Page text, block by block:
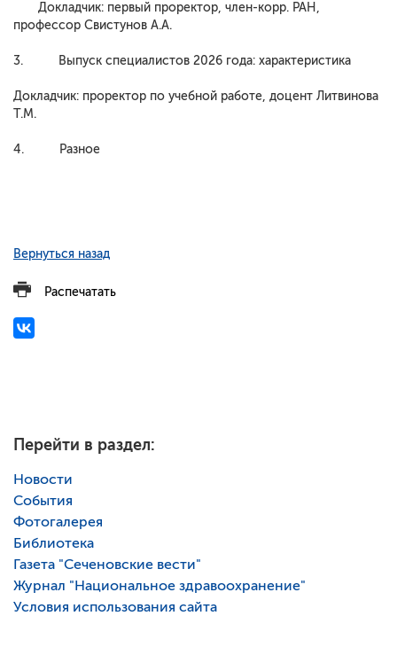
Докладчик: первый проректор, член-корр. РАН,
профессор Свистунов А.А.
3. Выпуск специалистов 2026 года: характеристика
Докладчик: проректор по учебной работе, доцент Литвинова
Т.М.
4. Разное
Вернуться назад
Распечатать
Перейти в раздел:
Новости
События
Фотогалерея
Библиотека
Газета "Сеченовские вести"
Журнал "Национальное здравоохранение"
Условия использования сайта